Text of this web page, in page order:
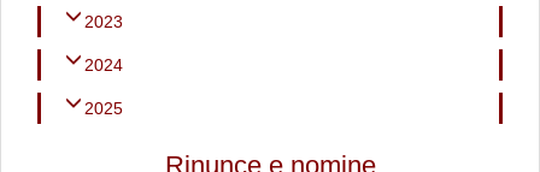
2023
2024
2025
Rinunce e nomine